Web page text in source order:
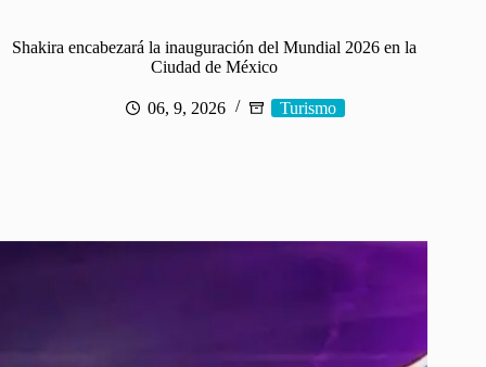
Shakira encabezará la inauguración del Mundial 2026 en la
Ciudad de México
06, 9, 2026 Turismo